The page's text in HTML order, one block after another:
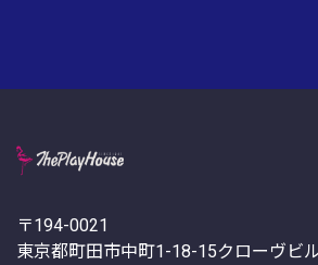
〒194-0021
東京都町田市中町1-18-15クローヴビ